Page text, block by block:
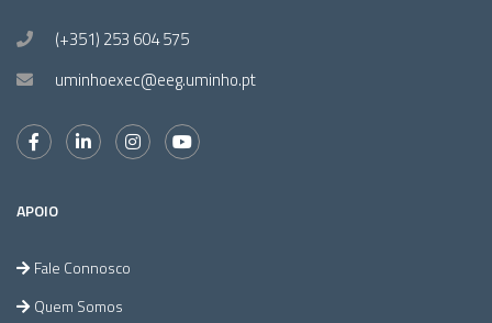
(+351) 253 604 575
uminhoexec@eeg.uminho.pt
APOIO
Fale Connosco
Quem Somos